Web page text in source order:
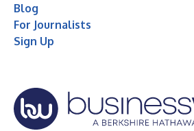
Blog
For Journalists
Sign Up